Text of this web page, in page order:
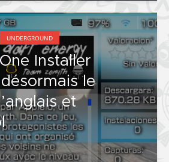
UNDERGROUND
Installer
le
et